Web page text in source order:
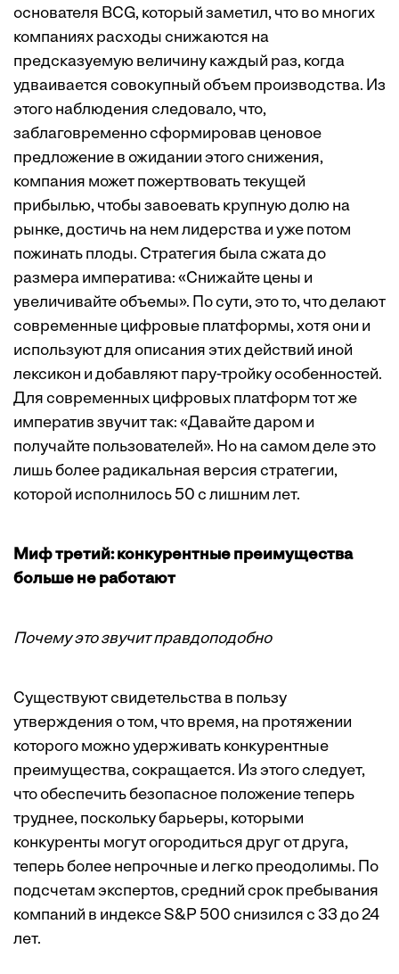
основателя BCG, который заметил, что во многих
компаниях расходы снижаются на
предсказуемую величину каждый раз, когда
удваивается совокупный объем производства. Из
этого наблюдения следовало, что,
заблаговременно сформировав ценовое
предложение в ожидании этого снижения,
компания может пожертвовать текущей
прибылью, чтобы завоевать крупную долю на
рынке, достичь на нем лидерства и уже потом
пожинать плоды. Стратегия была сжата до
размера императива: «Снижайте цены и
увеличивайте объемы». По сути, это то, что делают
современные цифровые платформы, хотя они и
используют для описания этих действий иной
лексикон и добавляют пару-тройку особенностей.
Для современных цифровых платформ тот же
императив звучит так: «Давайте даром и
получайте пользователей». Но на самом деле это
лишь более радикальная версия стратегии,
которой исполнилось 50 с лишним лет.
Миф третий: конкурентные преимущества
больше не работают
Почему это звучит правдоподобно
Существуют свидетельства в пользу
утверждения о том, что время, на протяжении
которого можно удерживать конкурентные
преимущества, сокращается. Из этого следует,
что обеспечить безопасное положение теперь
труднее, поскольку барьеры, которыми
конкуренты могут огородиться друг от друга,
теперь более непрочные и легко преодолимы. По
подсчетам экспертов, средний срок пребывания
компаний в индексе S&P 500 снизился с 33 до 24
лет.